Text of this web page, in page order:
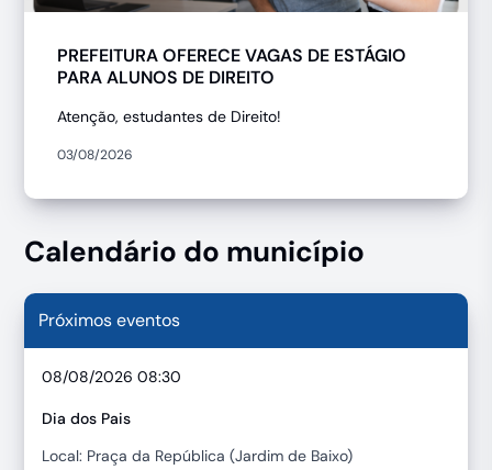
PREFEITURA OFERECE VAGAS DE ESTÁGIO
PARA ALUNOS DE DIREITO
Atenção, estudantes de Direito!
03/08/2026
Calendário do município
Próximos eventos
08/08/2026 08:30
Dia dos Pais
Local: Praça da República (Jardim de Baixo)